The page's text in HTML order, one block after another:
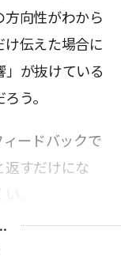
方向性がわから
け伝えた場合に
」が抜けている
う。
ィードバックで
返すだけにな
。